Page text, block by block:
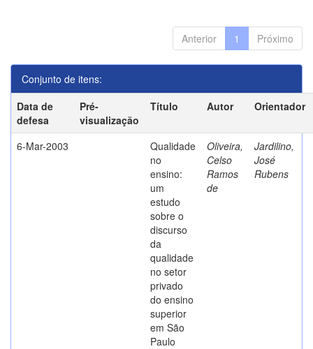
Anterior 1 Próximo
Conjunto de itens:
Data de
defesa
Pré-
visualização
Título Autor Orientador
6-Mar-2003
Qualidade
no
ensino:
um
estudo
sobre o
discurso
da
qualidade
no setor
privado
do ensino
superior
em São
Paulo
Oliveira,
Celso
Ramos
de
Jardilino,
José
Rubens